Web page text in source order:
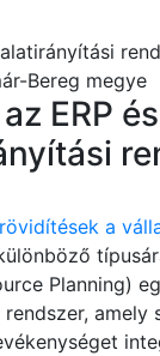
Bereg megye
ERP és
rövidítések a
Planning)
amely